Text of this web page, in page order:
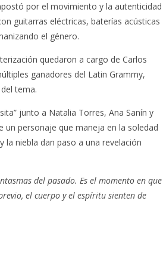
por el movimiento y la autenticidad
guitarras eléctricas, baterías acústicas
el género.
quedaron a cargo de Carlos
ganadores del Latin Grammy,
tema.
junto a Natalia Torres, Ana Sanín y
un personaje que maneja en la soledad
la niebla dan paso a una revelación
del pasado. Es el momento en que
el cuerpo y el espíritu sienten de